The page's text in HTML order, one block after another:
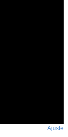
Ajuste